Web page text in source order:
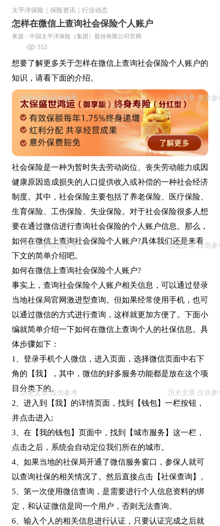
太平洋保险 保险资讯 行业动态
怎样在微信上查询社会保险个人账户
来源：中国太平洋保险（集团）股份有限公司官网
552
想要了解更多关于怎样在微信上查询社会保险个人账户的
知识，请看下面的介绍。
社会保险是一种为暂时失去劳动岗位、丧失劳动能力或因
健康原因造成损失的人口提供收入或补偿的一种社会经济
制度。其中，社会保险主要包括了养老保险、医疗保险、
生育保险、工伤保险、失业保险。对于社会保险很多人想
要在通过微信进行查询社会保险的个人账户信息。那么，
如何在微信上查询社会保险个人账户?具体我们还是来看
下文的简单介绍吧。
如何在微信上查询社会保险个人账户?
事实上，查询社会保险个人账户相关信息，可以通过登录
当地社保局官网激进型查询。但如果经常使用手机，也可
以通过微信的方式进行查询，这样就更加方便了。下面小
编就简单介绍一下如何在微信上查询个人的社保信息。具
体步骤如下：
1、登录手机个人微信，进入页面，选择微信页面中右下
角的【我】，其中，微信的好多服务功能都是放在这个项
目分类下的。
2、进入到【我】的详情页面，找到【钱包】一栏按钮，
并点击进入;
3、在【我的钱包】页面中，找到【城市服务】这一栏，
点击之后，系统会自动定位我们所在的城市。
4、如果当地的社保局开通了微信服务窗口，参保人就可
以查询社保的相关情况了。然后直接点击【社保查询】。
5、第一次使用微信查询，是需要进行个人信息资料的绑
定，和认证微信是同一个用户，否则无法查询。
6、输入个人的相关信息进行认证，只要认证完成之后就